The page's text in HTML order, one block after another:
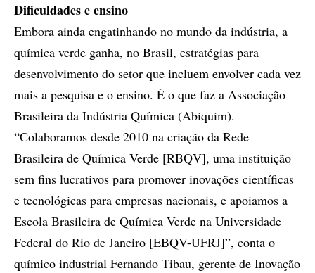
Dificuldades e ensino
Embora ainda engatinhando no mundo da indústria, a
química verde ganha, no Brasil, estratégias para
desenvolvimento do setor que incluem envolver cada vez
mais a pesquisa e o ensino. É o que faz a Associação
Brasileira da Indústria Química (Abiquim).
“Colaboramos desde 2010 na criação da Rede
Brasileira de Química Verde [RBQV], uma instituição
sem fins lucrativos para promover inovações científicas
e tecnológicas para empresas nacionais, e apoiamos a
Escola Brasileira de Química Verde na Universidade
Federal do Rio de Janeiro [EBQV-UFRJ]”, conta o
químico industrial Fernando Tibau, gerente de Inovação